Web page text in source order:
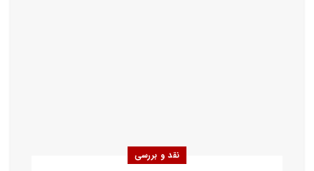
نقد و بررسی